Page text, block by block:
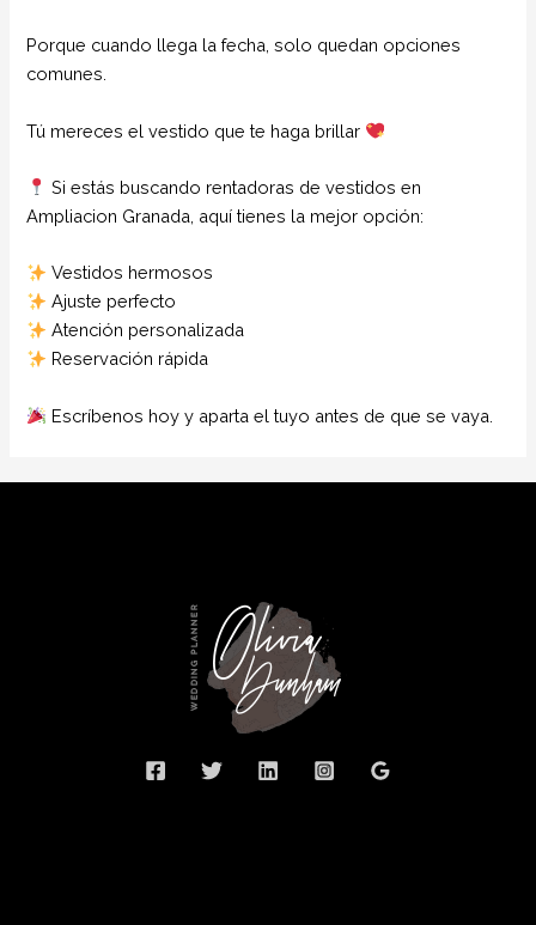
Porque cuando llega la fecha, solo quedan opciones
comunes.
Tú mereces el vestido que te haga brillar
Si estás buscando rentadoras de vestidos en
Ampliacion Granada, aquí tienes la mejor opción:
Vestidos hermosos
Ajuste perfecto
Atención personalizada
Reservación rápida
Escríbenos hoy y aparta el tuyo antes de que se vaya.